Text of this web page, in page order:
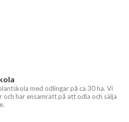
med odlingar på ca 30 ha. Vi
har ensamrätt på att odla och sälja